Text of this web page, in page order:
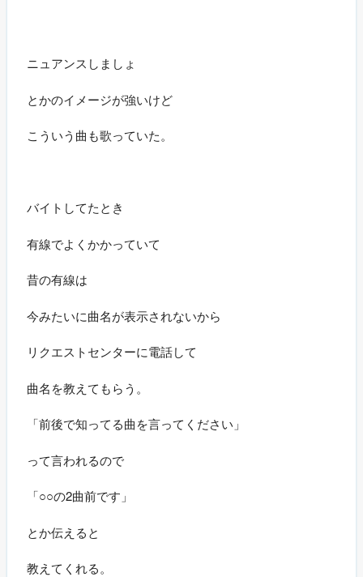
ニュアンスしましょ
とかのイメージが強いけど
こういう曲も歌っていた。
バイトしてたとき
有線でよくかかっていて
昔の有線は
今みたいに曲名が表示されないから
リクエストセンターに電話して
曲名を教えてもらう。
「前後で知ってる曲を言ってください」
って言われるので
「○○の2曲前です」
とか伝えると
教えてくれる。